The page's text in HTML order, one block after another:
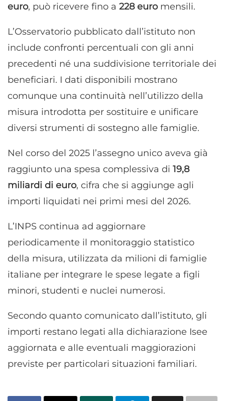
euro, può ricevere fino a 228 euromensili.
L’Osservatorio pubblicato dall’istituto non
include confronti percentuali con gli anni
precedenti né una suddivisione territoriale dei
beneficiari. I dati disponibili mostrano
comunque una continuità nell’utilizzo della
misura introdotta per sostituire e unificare
diversi strumenti di sostegno alle famiglie.
Nel corso del 2025 l’assegno unico aveva già
raggiunto una spesa complessiva di 19,8
miliardi di euro, cifra che si aggiunge agli
importi liquidati nei primi mesi del 2026.
L’INPS continua ad aggiornare
periodicamente il monitoraggio statistico
della misura, utilizzata da milioni di famiglie
italiane per integrare le spese legate a figli
minori, studenti e nuclei numerosi.
Secondo quanto comunicato dall’istituto, gli
importi restano legati alla dichiarazione Isee
aggiornata e alle eventuali maggiorazioni
previste per particolari situazioni familiari.